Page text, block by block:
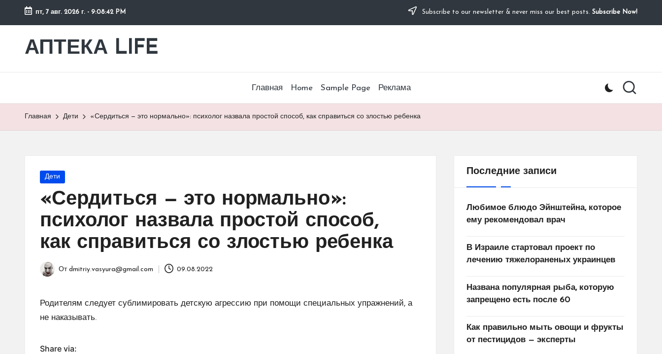
Перейти
содержимому
пт, 7 авг. 2026 г. - 9:08:42 PM Subscribe to our newsletter & never miss our best posts. Subscribe Now!
АПТЕКА LIFE
сайт
Главная Home Sample Page Реклама
Главная Дети «Сердиться — это нормально»: психолог назвала простой способ, как справиться со злостью ребенка
Опубликовано
Дети
«Сердиться — это нормально»:
психолог назвала простой способ,
как справиться со злостью ребенка
Запись
От dmitriy.vasyura@gmail.com 09.08.2022
Родителям следует сублимировать детскую агрессию при помощи специальных упражнений, а
не наказывать.
Share via:
Последние записи
Любимое блюдо Эйнштейна, которое
ему рекомендовал врач
В Израиле стартовал проект по
лечению тяжелораненых украинцев
Названа популярная рыба, которую
запрещено есть после 60
Как правильно мыть овощи и фрукты
от пестицидов — эксперты